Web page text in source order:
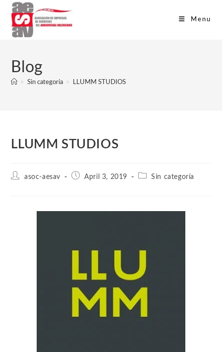
Menu
Blog
> Sin categoría > LLUMM STUDIOS
LLUMM STUDIOS
asoc-aesav April 3, 2019 Sin categoría